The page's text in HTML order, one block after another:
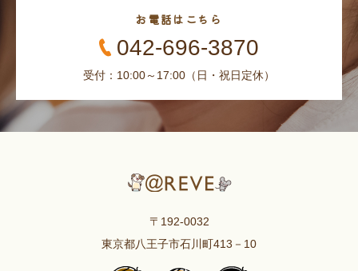
お電話はこちら
042-696-3870
受付：10:00～17:00（日・祝日定休）
〒192-0032
東京都八王子市石川町413－10